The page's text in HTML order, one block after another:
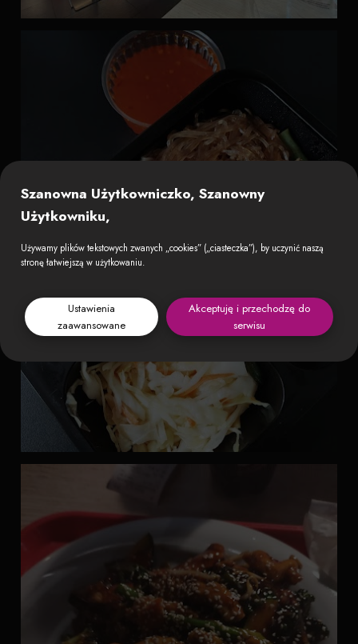
Szanowna Użytkowniczko, Szanowny
Użytkowniku,
Używamy plików tekstowych zwanych „cookies” („ciasteczka”), by uczynić naszą
stronę łatwiejszą w użytkowaniu.
Ustawienia
zaawansowane
Akceptuję i przechodzę do
serwisu